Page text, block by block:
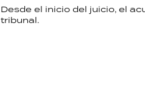
Desde el inicio del juicio, el
tribunal.